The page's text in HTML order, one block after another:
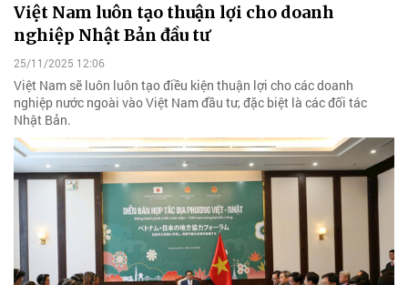
Việt Nam luôn tạo thuận lợi cho doanh
nghiệp Nhật Bản đầu tư
25/11/2025 12:06
Việt Nam sẽ luôn luôn tạo điều kiện thuận lợi cho các doanh
nghiệp nước ngoài vào Việt Nam đầu tư, đặc biệt là các đối tác
Nhật Bản.